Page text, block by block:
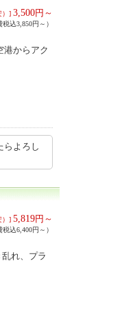
）] 3,500円～
税込3,850円～）
港からアク
らよろし
）] 5,819円～
税込6,400円～）
れ、プラ